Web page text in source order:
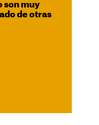
son muy
de otras